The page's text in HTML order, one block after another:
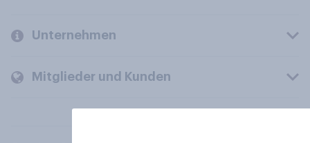
Unternehmen
Mitglieder und Kunden